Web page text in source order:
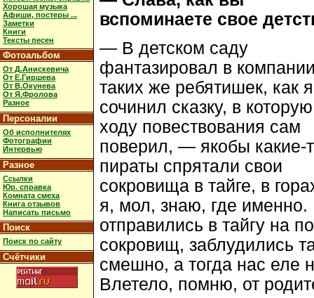
Хорошая музыка
Афиши, постеры ...
Заметки
Книги
Тексты песен
Фотоальбом
От Д.Анискевича
От Е.Гиршева
От В.Окунева
От Я.Фролова
Разное
Персоналии
Об исполнителях
Фотографии
Интервью
Разное
Ссылки
Юр. справка
Комната смеха
Книга отзывов
Написать письмо
Поиск
Поиск по сайту
Счётчики
вспоминаете свое
— В детском саду
фантазировал в
таких же ребятишек, как
сочинил сказку, в
ходу повествования сам
поверил, — якобы какие-
пираты спрятали свои
сокровища в тайге, в
я, мол, знаю, где именно.
отправились в тайгу на
сокровищ, заблудились
смешно, а тогда нас еле
Влетело, помню, от